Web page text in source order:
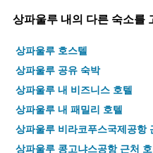
습
다.
실
평
요
금
을
표
시
하
상파울루 내의 다른 숙소를
상파울루 호스텔
상파울루 공유 숙박
상파울루 내 비즈니스 호텔
상파울루 내 패밀리 호텔
상파울루 비라코푸스국제공항
상파울루 콩고냐스공항 근처